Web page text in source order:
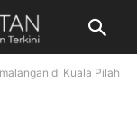
di Kuala Pilah